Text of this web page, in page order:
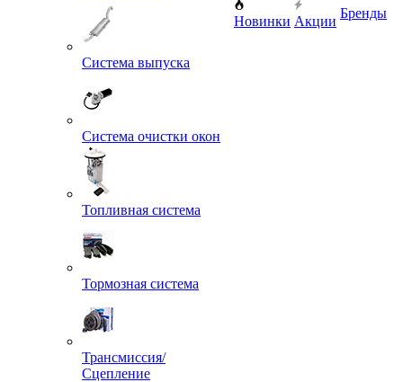
Система выпуска
Система очистки окон
Топливная система
Тормозная система
Трансмиссия/
Сцепление
Новинки Акции
Бренды